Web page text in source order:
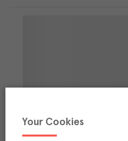
Your Cookies